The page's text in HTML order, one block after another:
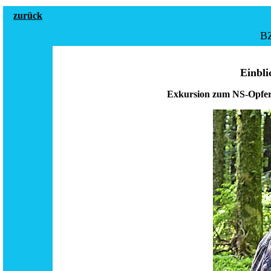
zurück
Exkursion zum NS-